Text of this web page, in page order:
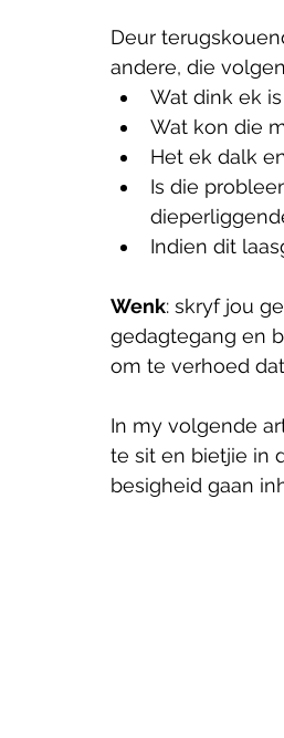
Deur
andere, die
Wat dink ek
Wat kon die
Het ek dalk
Is die
Indien dit
Wenk: skryf jou
gedagtegang en
om te verhoed
In my volgende
te sit en bietjie in
besigheid gaan